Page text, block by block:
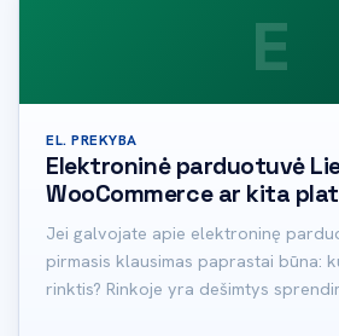
E
EL. PREKYBA
Elektroninė parduotuvė
WooCommerce ar kita
Jei galvojate apie elektroninę
pirmasis klausimas paprastai būna:
rinktis? Rinkoje yra dešimtys